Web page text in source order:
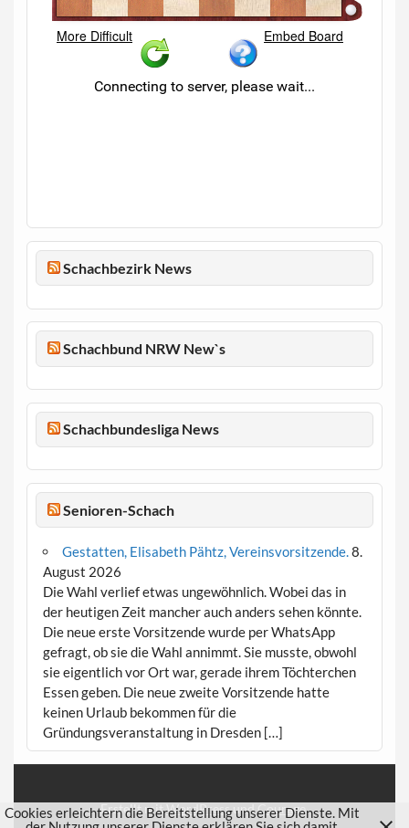
Schachbezirk News
Schachbund NRW New`s
Schachbundesliga News
Senioren-Schach
Gestatten, Elisabeth Pähtz, Vereinsvorsitzende.8.
August 2026
Die Wahl verlief etwas ungewöhnlich. Wobei das in
der heutigen Zeit mancher auch anders sehen könnte.
Die neue erste Vorsitzende wurde per WhatsApp
gefragt, ob sie die Wahl annimmt. Sie musste, obwohl
sie eigentlich vor Ort war, gerade ihrem Töchterchen
Essen geben. Die neue zweite Vorsitzende hatte
keinen Urlaub bekommen für die
Gründungsveranstaltung in Dresden […]
Erstellt mitWordPressundCourage.
Cookies erleichtern die Bereitstellung unserer Dienste. Mit